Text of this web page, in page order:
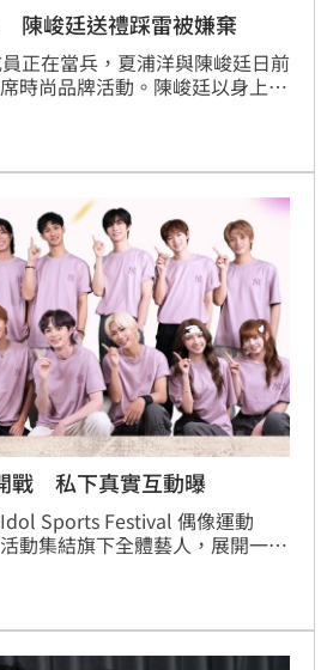
陳峻廷送禮踩雷被嫌棄
正在當兵，夏浦洋與陳峻廷日前
時尚品牌活動。陳峻廷以身上造
上蝴蝶結包設計簡約時尚又大
感，我覺得應該都滿能吸引男生
戰 私下真實互動曝
Sports Festival 偶像運動
動集結旗下全體藝人，展開一場
式開賽現場氣氛已率先被「隊
聲不斷，最終誕生的隊名更成為
足。蔡維歆